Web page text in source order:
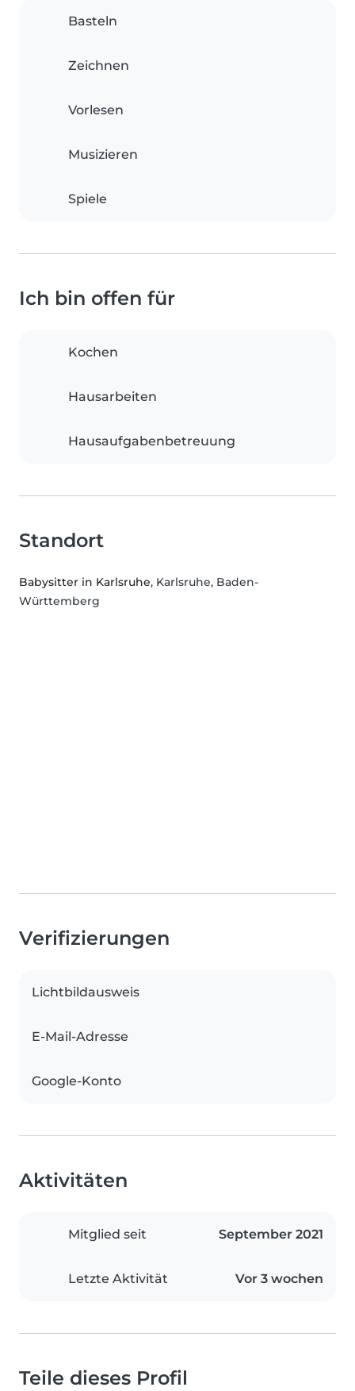
Basteln
Zeichnen
Vorlesen
Musizieren
Spiele
Ich bin offen für
Kochen
Hausarbeiten
Hausaufgabenbetreuung
Standort
Babysitter in Karlsruhe, Karlsruhe, Baden-
Württemberg
Verifizierungen
Lichtbildausweis
E-Mail-Adresse
Google-Konto
Aktivitäten
Mitglied seit September 2021
Letzte Aktivität Vor 3 wochen
Teile dieses Profil